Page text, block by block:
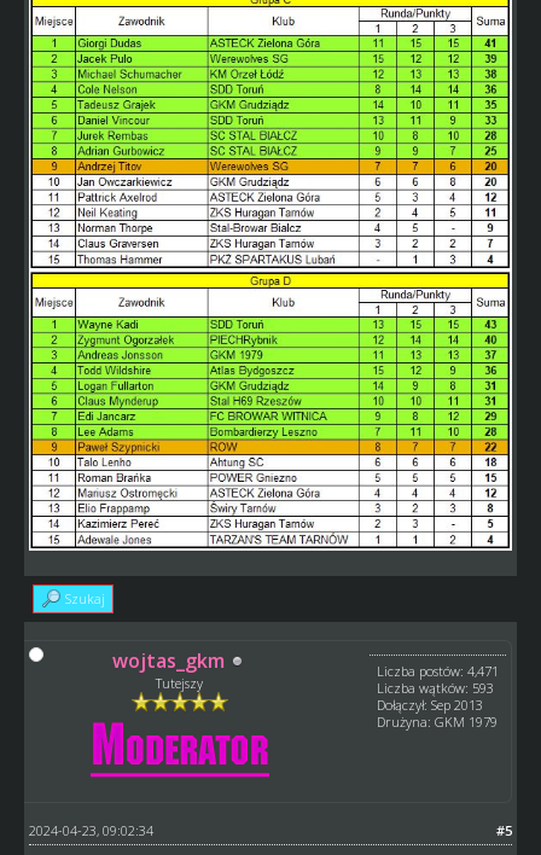
Szukaj
wojtas_gkm
Tutejszy
Liczba postów: 4,471
Liczba wątków: 593
Dołączył: Sep 2013
Drużyna: GKM 1979
#5
2024-04-23, 09:02:34